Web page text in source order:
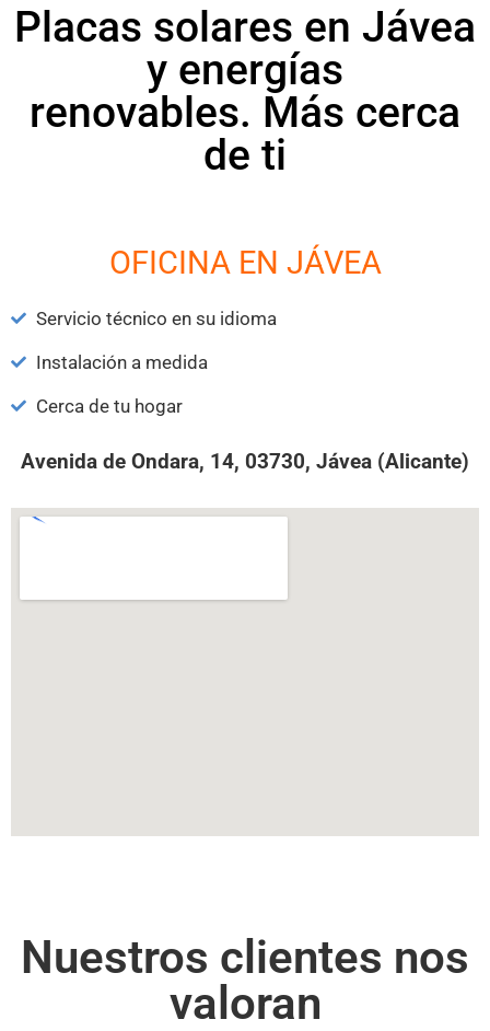
Placas solares en Jávea
y energías
renovables. Más cerca
de ti
OFICINA EN JÁVEA
Servicio técnico en su idioma
Instalación a medida
Cerca de tu hogar
Avenida de Ondara, 14, 03730, Jávea (Alicante)
Nuestros clientes nos
valoran